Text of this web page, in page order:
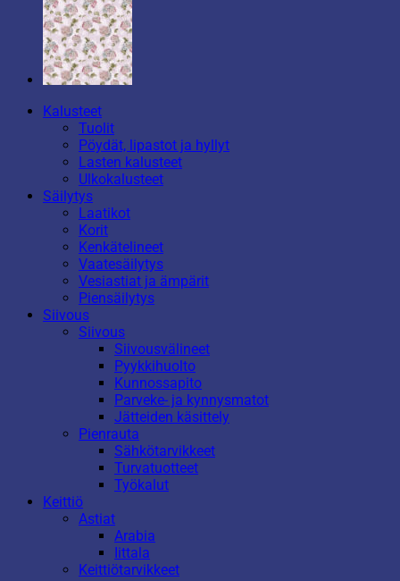
Kalusteet
Tuolit
Pöydät, lipastot ja hyllyt
Lasten kalusteet
Ulkokalusteet
Säilytys
Laatikot
Korit
Kenkätelineet
Vaatesäilytys
Vesiastiat ja ämpärit
Piensäilytys
Siivous
Siivous
Siivousvälineet
Pyykkihuolto
Kunnossapito
Parveke- ja kynnysmatot
Jätteiden käsittely
Pienrauta
Sähkötarvikkeet
Turvatuotteet
Työkalut
Keittiö
Astiat
Arabia
Iittala
Keittiötarvikkeet